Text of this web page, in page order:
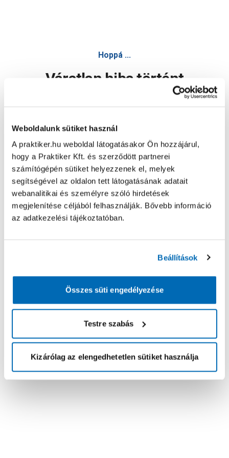
Weboldalunk sütiket használ
A praktiker.hu weboldal látogatásakor Ön hozzájárul,
hogy a Praktiker Kft. és szerződött partnerei
számítógépén sütiket helyezzenek el, melyek
segítségével az oldalon tett látogatásának adatait
webanalitikai és személyre szóló hirdetések
megjelenítése céljából felhasználják. Bővebb információ
az adatkezelési tájékoztatóban.
Beállítások
Összes süti engedélyezése
Testre szabás
Kizárólag az elengedhetetlen sütiket használja
Hoppá ...
Váratlan hiba történt
Oldal újratöltése